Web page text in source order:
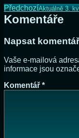
PředchozíAktuálně 3.
Komentáře
Napsat komentář
Vaše e-mailová
informace jsou
Komentář *